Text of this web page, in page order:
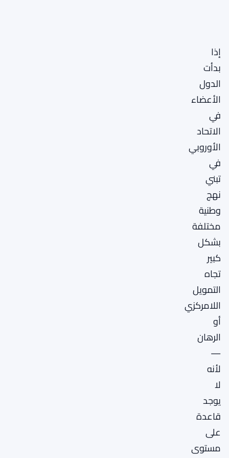
إذا
بدأت
الدول
الأعضاء
في
الاتحاد
الأوروبي
في
تبني
نهج
وطنية
مختلفة
بشكل
كبير
تجاه
التمويل
اللامركزي
أو
الرهان
—
لأنه
لا
يوجد
قاعدة
على
مستوى